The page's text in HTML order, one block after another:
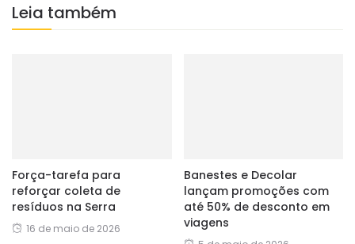
Leia também
Força-tarefa para
reforçar coleta de
resíduos na Serra
16 de maio de 2026
Banestes e Decolar
lançam promoções com
até 50% de desconto em
viagens